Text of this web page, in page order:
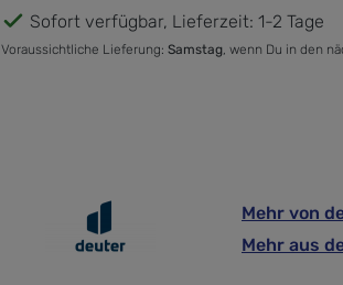
Sofort verfügbar, Lieferzeit: 1-2 Tage
Voraussichtliche Lieferung: Samstag , wenn Du in den
Mehr von
Mehr aus